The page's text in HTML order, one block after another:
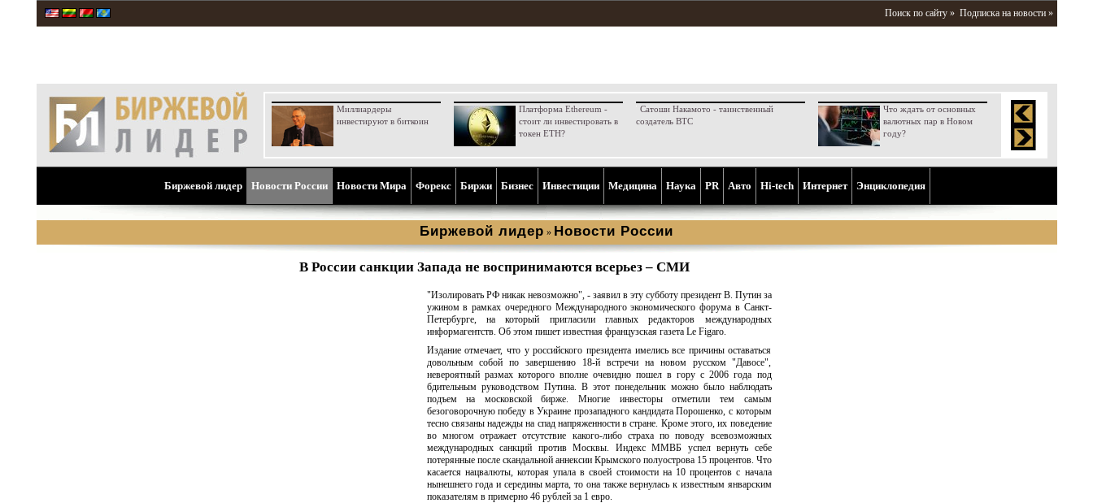
Поиск по сайту » Подписка на новости »
Миллиардеры
инвестируют в биткоин
Платформа Ethereum -
стоит ли инвестировать в
токен ETH?
Сатоши Накамото - таинственный
создатель BTC
Что ждать от основных
валютных пар в Новом
году?
Биржевой лидер Новости России Новости Мира Форекс Биржи Бизнес Инвестиции Медицина Наука PR Aвто Hi-tech Интернет Энциклопедия
Биржевой лидер » Новости России
В России санкции Запада не воспринимаются всерьез – СМИ
"Изолировать РФ никак невозможно", - заявил в эту субботу президент В. Путин за
ужином в рамках очередного Международного экономического форума в Санкт-
Петербурге, на который пригласили главных редакторов международных
информагентств. Об этом пишет известная французская газета Le Figaro.
Издание отмечает, что у российского президента имелись все причины оставаться
довольным собой по завершению 18-й встречи на новом русском "Давосе",
невероятный размах которого вполне очевидно пошел в гору с 2006 года под
бдительным руководством Путина. В этот понедельник можно было наблюдать
подъем на московской бирже. Многие инвесторы отметили тем самым
безоговорочную победу в Украине прозападного кандидата Порошенко, с которым
тесно связаны надежды на спад напряженности в стране. Кроме этого, их поведение
во многом отражает отсутствие какого-либо страха по поводу всевозможных
международных санкций против Москвы. Индекс ММВБ успел вернуть себе
потерянные после скандальной аннексии Крымского полуострова 15 процентов. Что
касается нацвалюты, которая упала в своей стоимости на 10 процентов с начала
нынешнего года и середины марта, то она также вернулась к известным январским
показателям в примерно 46 рублей за 1 евро.